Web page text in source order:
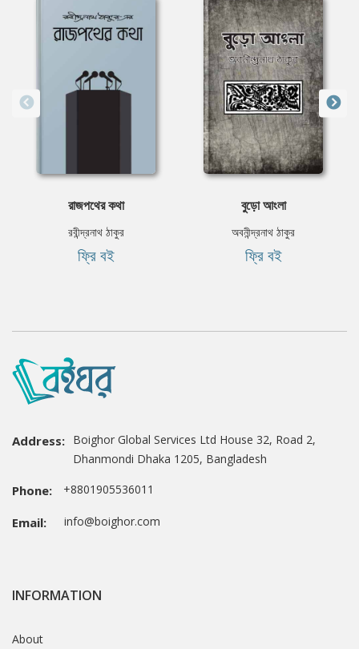
রাজপথের কথা
রবীন্দ্রনাথ ঠাকুর
ফ্রি বই
বুড়ো আংলা
অবনীন্দ্রনাথ ঠাকুর
ফ্রি বই
Address: Boighor Global Services Ltd House 32, Road 2,
Dhanmondi Dhaka 1205, Bangladesh
Phone: +8801905536011
Email: info@boighor.com
INFORMATION
About